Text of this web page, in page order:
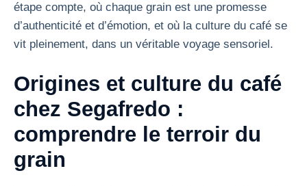
étape compte, où chaque grain est une promesse
d’authenticité et d’émotion, et où la culture du café se
vit pleinement, dans un véritable voyage sensoriel.
Origines et culture du café
chez Segafredo :
comprendre le terroir du
grain